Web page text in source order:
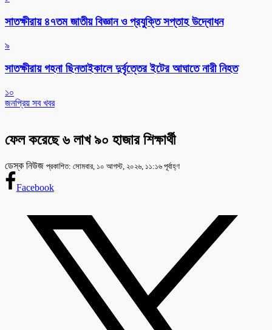
সাতক্ষীরায় ৪৭তম জাতীয় বিজ্ঞান ও প্রযুক্তি সপ্তাহ উদ্বোধন
৯
সাতক্ষীরায় গহনা ছিনতাইকালে দুর্বৃত্তের ইটের আঘাতে নারী নিহত
১০
জনপ্রিয় সব খবর
ফেল করেছে ৬ লাখ ৯০ হাজার শিক্ষার্থী
ডেস্ক নিউজ প্রকাশিত: সোমবার, ১০ আগস্ট, ২০২৬, ১১:১৬ পূর্বাহ্ণ
Facebook